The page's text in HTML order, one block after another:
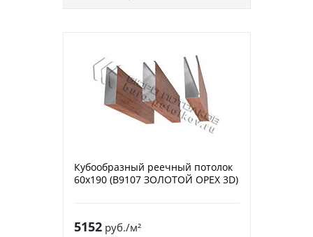
Кубообразный реечный потолок
60х190 (B9107 ЗОЛОТОЙ ОРЕХ 3D)
5152руб./м²